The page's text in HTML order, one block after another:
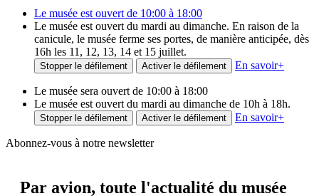
Le musée est ouvert de 10:00 à 18:00
Le musée est ouvert du mardi au dimanche. En raison de la
canicule, le musée ferme ses portes, de manière anticipée, dès
16h les 11, 12, 13, 14 et 15 juillet.
Stopper le défilement Activer le défilement En savoir+
Le musée sera ouvert de 10:00 à 18:00
Le musée est ouvert du mardi au dimanche de 10h à 18h.
Stopper le défilement Activer le défilement En savoir+
Abonnez-vous à notre newsletter
Par avion, toute l'actualité du musée